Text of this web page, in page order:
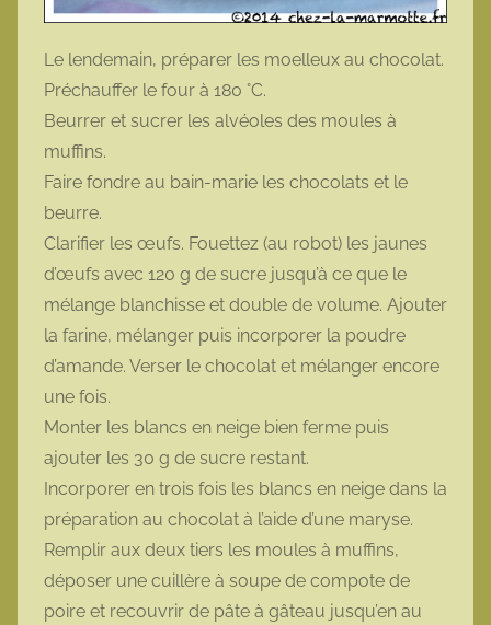
Le lendemain, préparer les moelleux au chocolat.
Préchauffer le four à 180 °C.
Beurrer et sucrer les alvéoles des moules à
muffins.
Faire fondre au bain-marie les chocolats et le
beurre.
Clarifier les œufs. Fouettez (au robot) les jaunes
d’œufs avec 120 g de sucre jusqu’à ce que le
mélange blanchisse et double de volume. Ajouter
la farine, mélanger puis incorporer la poudre
d’amande. Verser le chocolat et mélanger encore
une fois.
Monter les blancs en neige bien ferme puis
ajouter les 30 g de sucre restant.
Incorporer en trois fois les blancs en neige dans la
préparation au chocolat à l’aide d’une maryse.
Remplir aux deux tiers les moules à muffins,
déposer une cuillère à soupe de compote de
poire et recouvrir de pâte à gâteau jusqu’en au